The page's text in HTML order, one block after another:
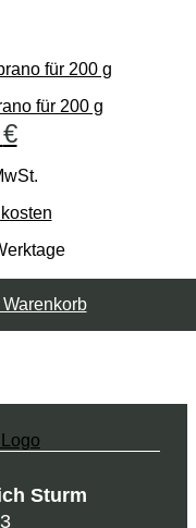
für 200 g
€
Warenkorb
Sturm